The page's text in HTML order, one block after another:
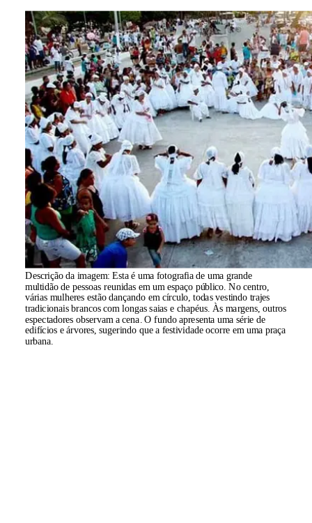
Descrição da imagem:Esta é uma fotografia de uma grande
multidão de pessoas reunidas em um espaço público. No centro,
várias mulheres estão dançando em círculo, todas vestindo trajes
tradicionais brancos com longas saias e chapéus. Às margens, outros
espectadores observam a cena. O fundo apresenta uma série de
edifícios e árvores, sugerindo que a festividade ocorre em uma praça
urbana.